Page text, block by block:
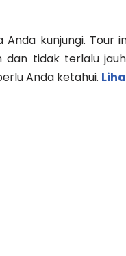
kunjungi. Tour
dan tidak terlalu
Anda ketahui.